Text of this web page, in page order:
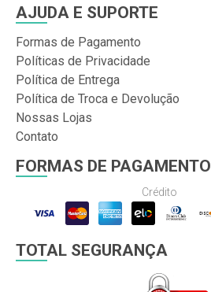
AJUDA E SUPORTE
Formas de Pagamento
Políticas de Privacidade
Política de Entrega
Política de Troca e Devolução
Nossas Lojas
Contato
FORMAS DE PAGAMENTO
Crédito
TOTAL SEGURANÇA